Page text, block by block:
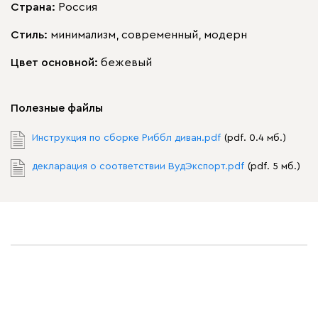
Страна: Россия
Стиль: минимализм, современный, модерн
Цвет основной: бежевый
Полезные файлы
Инструкция по сборке Риббл диван.pdf (pdf. 0.4 мб.)
декларация о соответствии ВудЭкспорт.pdf (pdf. 5 мб.)